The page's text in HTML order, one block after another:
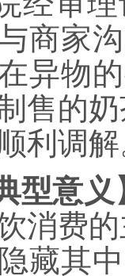
商家
异物
售的
利调
型意义
消费
藏其